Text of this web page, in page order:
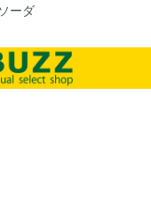
ーダ